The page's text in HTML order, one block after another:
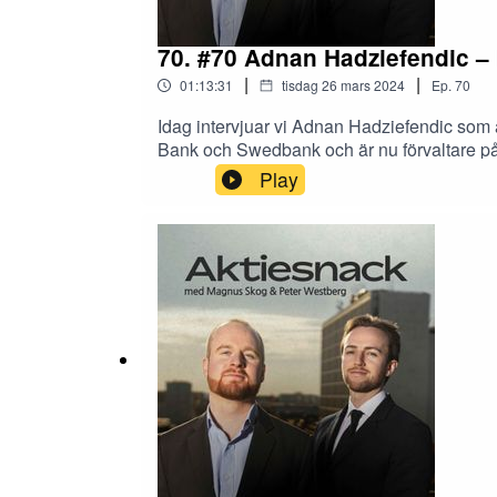
70. #70 Adnan Hadziefendic
01:13:31 | tisdag 26 mars 2024 | Ep. 70
Idag intervjuar vi Adnan Hadziefendic
Bank och Swedbank och är nu förvaltare
investeringar.Hur man värderar en
dynamiken mellan förvärvande och
serieförvärvare.Kapitalallokering.Bolag
institutioner samt flera investor relations
via länken nedan.https://quartr.com/
långa studie på serieförvärvare.https://
till vår huvudsponsor Avanza!Aktiesnack
komma i kontakt med
@analytikern1234Peter: @Matematikern3
Play